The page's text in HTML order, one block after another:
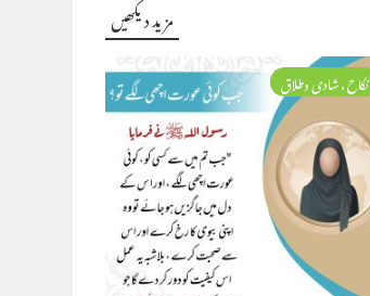
مزید دیکھیں
نکاح ، شادی وطلاق